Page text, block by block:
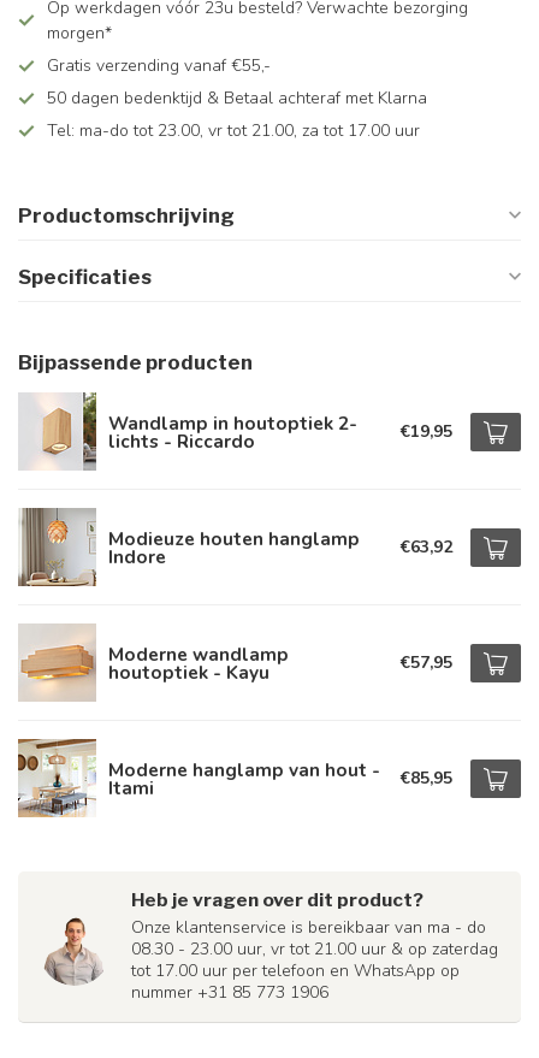
Op werkdagen vóór 23u besteld? Verwachte bezorging
morgen*
Gratis verzending vanaf €55,-
50 dagen bedenktijd & Betaal achteraf met Klarna
Tel: ma-do tot 23.00, vr tot 21.00, za tot 17.00 uur
Productomschrijving
Specificaties
Bijpassende producten
Wandlamp in houtoptiek 2-
lichts - Riccardo €19,95
Modieuze houten hanglamp
Indore €63,92
Moderne wandlamp
houtoptiek - Kayu €57,95
Moderne hanglamp van hout -
Itami €85,95
Heb je vragen over dit product?
Onze klantenservice is bereikbaar van ma - do
08.30 - 23.00 uur, vr tot 21.00 uur & op zaterdag
tot 17.00 uur per telefoon en WhatsApp op
nummer +31 85 773 1906